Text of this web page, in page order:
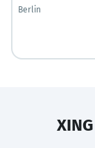
Berlin